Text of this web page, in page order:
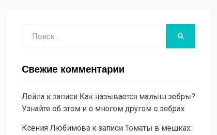
Свежие комментарии
Лейла к записи Как называется малыш зебры?
Узнайте об этом и о многом другом о зебрах
Ксения Любимова к записи Томаты в мешках: